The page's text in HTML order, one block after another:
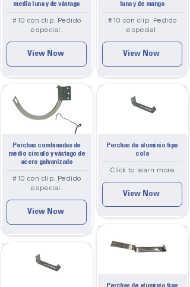
media luna y de vástago
#10 con clip. Pedido
especial.
View Now
Perchas combinadas de
medio círculo y vástago de
acero galvanizado
#10 con clip. Pedido
especial.
View Now
luna y de mango
#10 con clip. Pedido
especial.
View Now
Perchas de aluminio tipo
cola
Click to learn more
View Now